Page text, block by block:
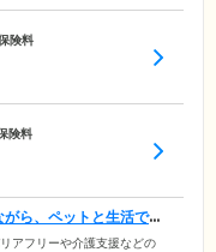
険料
険料
ら、ペットと生活で
アフリーや介護支援などの